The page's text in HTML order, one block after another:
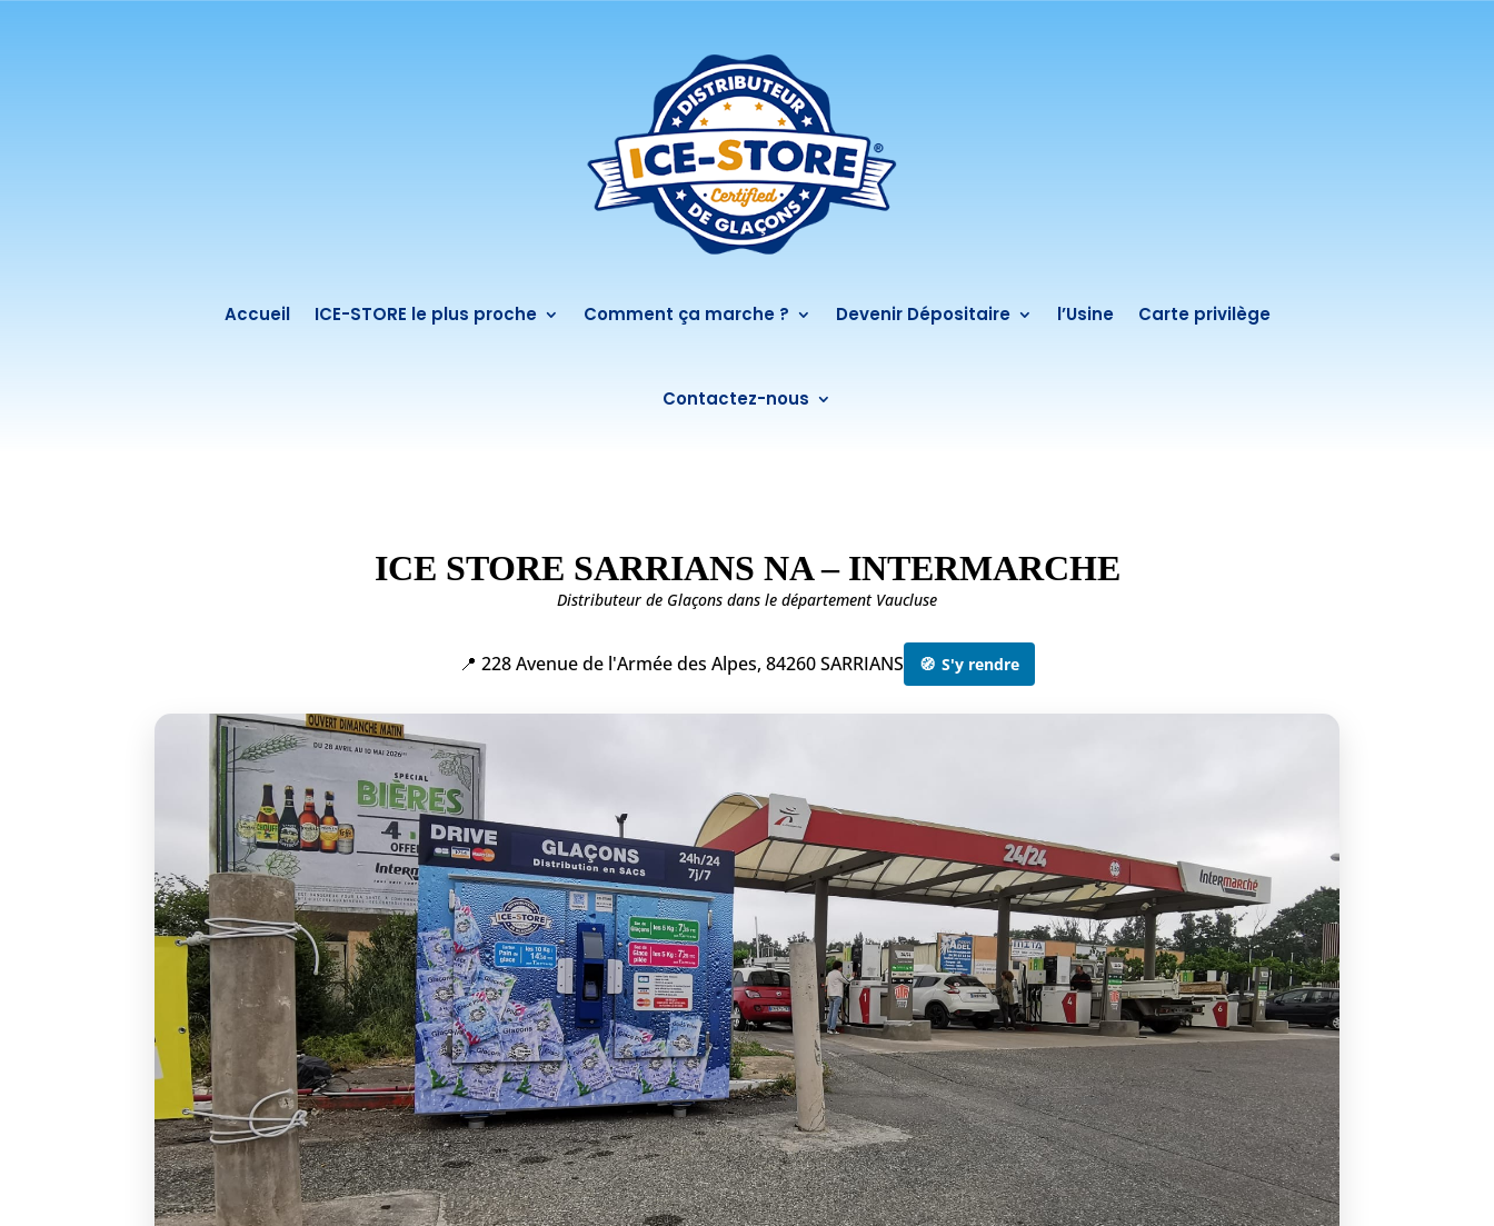
Accueil ICE-STORE le plus proche Comment ça marche ? Devenir Dépositaire l’Usine Carte privilège
Contactez-nous
ICE STORE SARRIANS NA – INTERMARCHE
Distributeur de Glaçons dans le département Vaucluse
📍 228 Avenue de l'Armée des Alpes, 84260 SARRIANS 🧭 S'y rendre